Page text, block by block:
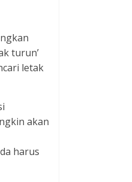
turun’
letak
akan
harus